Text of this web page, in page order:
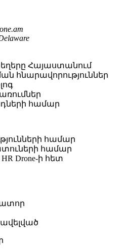
Հայաստանում
հնարավորություններ
համար
համար
համար
Drone-ի հետ